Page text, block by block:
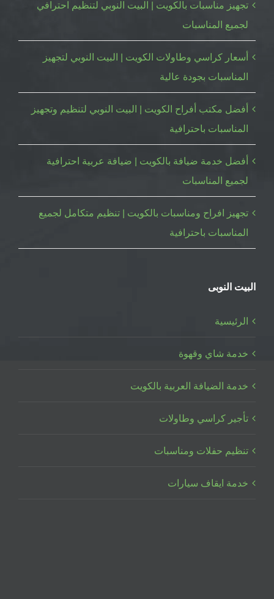
تجهيز مناسبات بالكويت | البيت النوبي لتنظيم احترافي
لجميع المناسبات
أسعار كراسي وطاولات الكويت | البيت النوبي لتجهيز
المناسبات بجودة عالية
أفضل مكتب أفراح الكويت | البيت النوبي لتنظيم وتجهيز
المناسبات باحترافية
أفضل خدمة ضيافة بالكويت | ضيافة عربية احترافية
لجميع المناسبات
تجهيز افراح ومناسبات بالكويت | تنظيم متكامل لجميع
المناسبات باحترافية
البيت النوبى
الرئيسية
خدمة شاي وقهوة
خدمة الضيافة العربية بالكويت
تأجير كراسي وطاولات
تنظيم حفلات ومناسبات
خدمة ايقاف سيارات